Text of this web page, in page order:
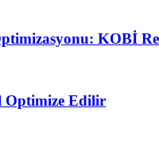
KOBİ
Optimize Edilir